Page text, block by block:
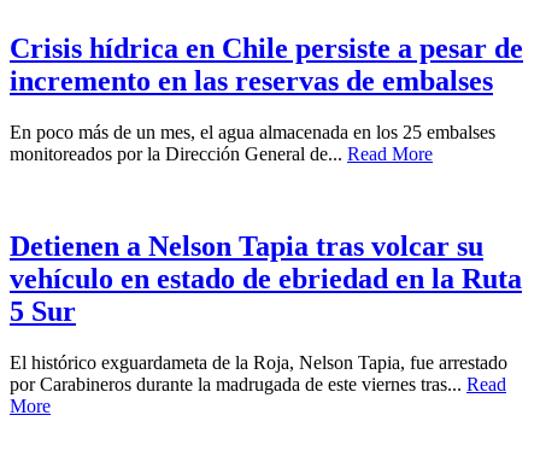
Crisis hídrica en Chile persiste a pesar de
incremento en las reservas de embalses
En poco más de un mes, el agua almacenada en los 25 embalses
monitoreados por la Dirección General de... Read More
Detienen a Nelson Tapia tras volcar su
vehículo en estado de ebriedad en la Ruta
5 Sur
El histórico exguardameta de la Roja, Nelson Tapia, fue arrestado
por Carabineros durante la madrugada de este viernes tras... Read
More